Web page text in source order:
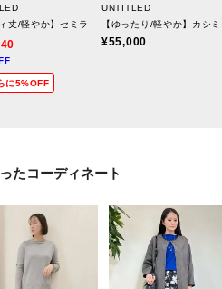
ーコート
ィ丈/軽やか】セミラグランリバー コート
に5%OFF
UNTITLED
【ゆったり/軽やか】カシ
¥55,000
た